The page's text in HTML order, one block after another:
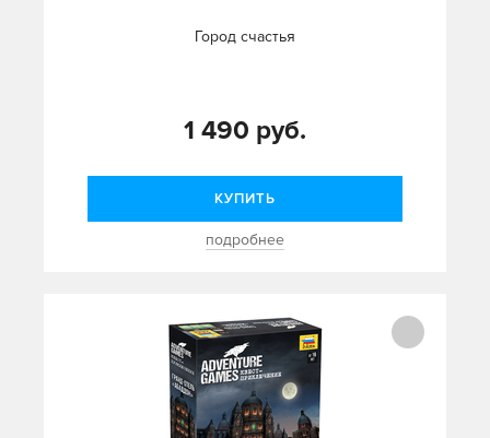
Город счастья
1 490 руб.
КУПИТЬ
подробнее